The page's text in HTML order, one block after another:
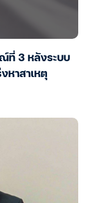
ที่ 3 หลังระบบ
หาสาเหตุ